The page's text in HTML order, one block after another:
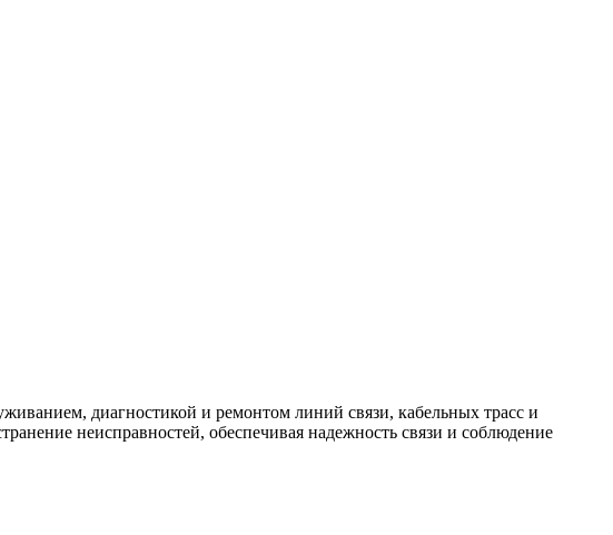
диагностикой и ремонтом линий связи, кабельных трасс и
неисправностей, обеспечивая надежность связи и соблюдение